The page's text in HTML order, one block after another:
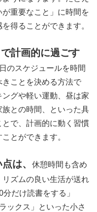
重要なこと」に時間を
得ることができます。
計画的に過ごす
のスケジュールを時間
ことを決める方法で
グや軽い運動、昼は家
との時間、といった具
で、計画的に動く習慣
とができます。
は、
休憩時間も含め
ズムの良い生活が送れ
だけ読書をする」
ックス」といった小さ